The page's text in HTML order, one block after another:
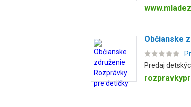
Občianske
Predaj